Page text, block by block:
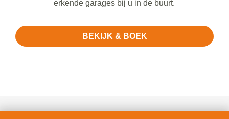
erkende garages bij u in de buurt.
BEKIJK & BOEK